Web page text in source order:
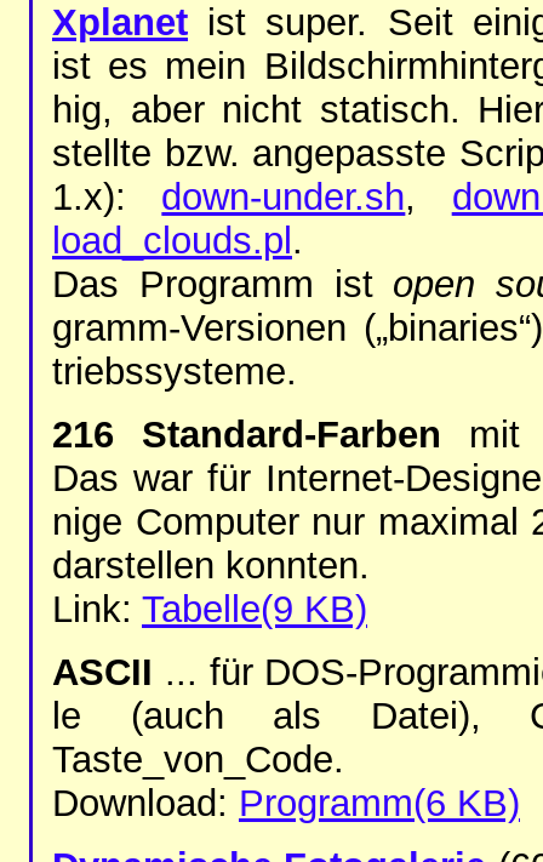
Xpla­net ist su­per. Seit
ist es mein
hig, aber nicht sta­tisch.
stell­te bzw. an­ge­pass­te
1.x): down-un­der.sh,
load_clouds.pl .
Das Pro­gramm ist open
gramm-Ver­sio­nen
triebs­sys­te­me.
216 Stan­dard-Far­ben mit
Das war für In­ter­net-
ni­ge Com­pu­ter nur ma­xi­mal
dar­stel­len konn­ten.
Link: Ta­bel­le(9 KB)
AS­CII ... für DOS-
le (auch als Da­tei),
Taste_von_Code.
Down­load: Pro­gramm(6 KB)